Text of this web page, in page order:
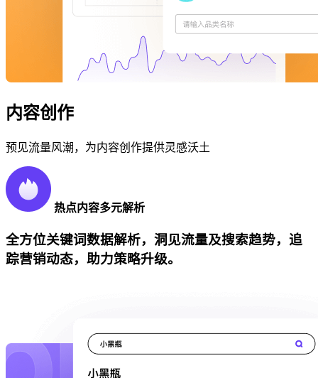
内容创作
预见流量风潮，为内容创作提供灵感沃土
热点内容多元解析
全方位关键词数据解析，洞见流量及搜索趋势，追
踪营销动态，助力策略升级。